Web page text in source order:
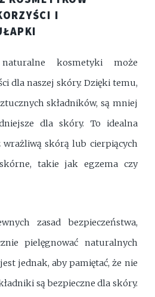
I
kosmetyki może
dla naszej skóry. Dzięki temu,
składników, są mniej
dla skóry. To idealna
skórą lub cierpiących
takie jak egzema czy
zasad bezpieczeństwa,
pielęgnować naturalnych
jednak, aby pamiętać, że nie
są bezpieczne dla skóry.